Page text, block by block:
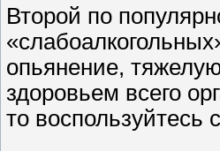
Второй по
опьянение,
здоровьем всего
то воспользуйтесь